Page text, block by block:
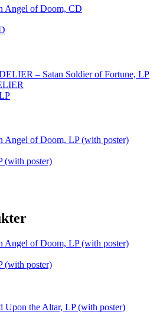
(with poster)
(with poster)